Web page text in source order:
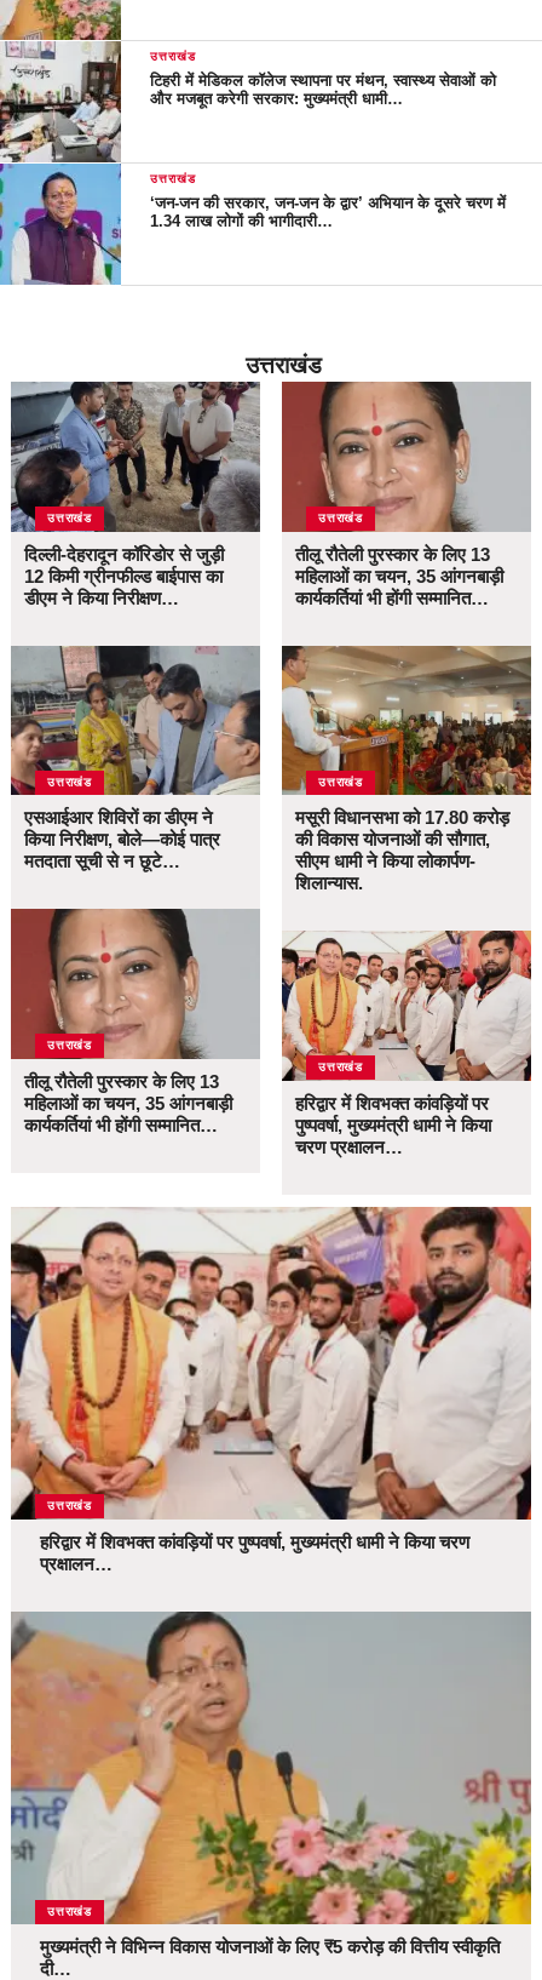
उत्तराखंड
टिहरी में मेडिकल कॉलेज स्थापना पर मंथन, स्वास्थ्य सेवाओं को
और मजबूत करेगी सरकार: मुख्यमंत्री धामी…
उत्तराखंड
‘जन-जन की सरकार, जन-जन के द्वार’ अभियान के दूसरे चरण में
1.34 लाख लोगों की भागीदारी…
उत्तराखंड
उत्तराखंड
दिल्ली-देहरादून कॉरिडोर से जुड़ी
12 किमी ग्रीनफील्ड बाईपास का
डीएम ने किया निरीक्षण…
उत्तराखंड
एसआईआर शिविरों का डीएम ने
किया निरीक्षण, बोले—कोई पात्र
मतदाता सूची से न छूटे…
उत्तराखंड
तीलू रौतेली पुरस्कार के लिए 13
महिलाओं का चयन, 35 आंगनबाड़ी
कार्यकर्तियां भी होंगी सम्मानित…
उत्तराखंड
तीलू रौतेली पुरस्कार के लिए 13
महिलाओं का चयन, 35 आंगनबाड़ी
कार्यकर्तियां भी होंगी सम्मानित…
उत्तराखंड
मसूरी विधानसभा को 17.80 करोड़
की विकास योजनाओं की सौगात,
सीएम धामी ने किया लोकार्पण-
शिलान्यास.
उत्तराखंड
हरिद्वार में शिवभक्त कांवड़ियों पर
पुष्पवर्षा, मुख्यमंत्री धामी ने किया
चरण प्रक्षालन…
उत्तराखंड
हरिद्वार में शिवभक्त कांवड़ियों पर पुष्पवर्षा, मुख्यमंत्री धामी ने किया चरण
प्रक्षालन…
उत्तराखंड
मुख्यमंत्री ने विभिन्न विकास योजनाओं के लिए ₹5 करोड़ की वित्तीय स्वीकृति
दी…